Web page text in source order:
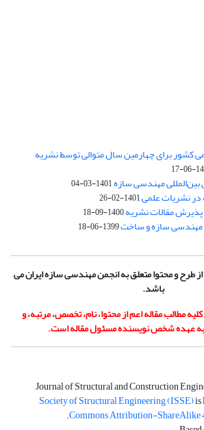
کشور برای چهارمین سال متوالی توسط نشریه
مهندسی سازه1401-03-04
در نشریات علمی1401-02-26
مقالات نشریه1400-09-18
1399-06-18
طرح و محتوا متعلق به انجمن مهندسی سازه ایران می
باشد.
مطالب مقاله اعم از محتوا، نام، تخصص، مرتبه، و
به عهده شخص نویسنده مسئول مقاله است.
Journal of Structural and Construction
Society of Structural Engineering (ISSE)
Commons Attribution-ShareAlike
.